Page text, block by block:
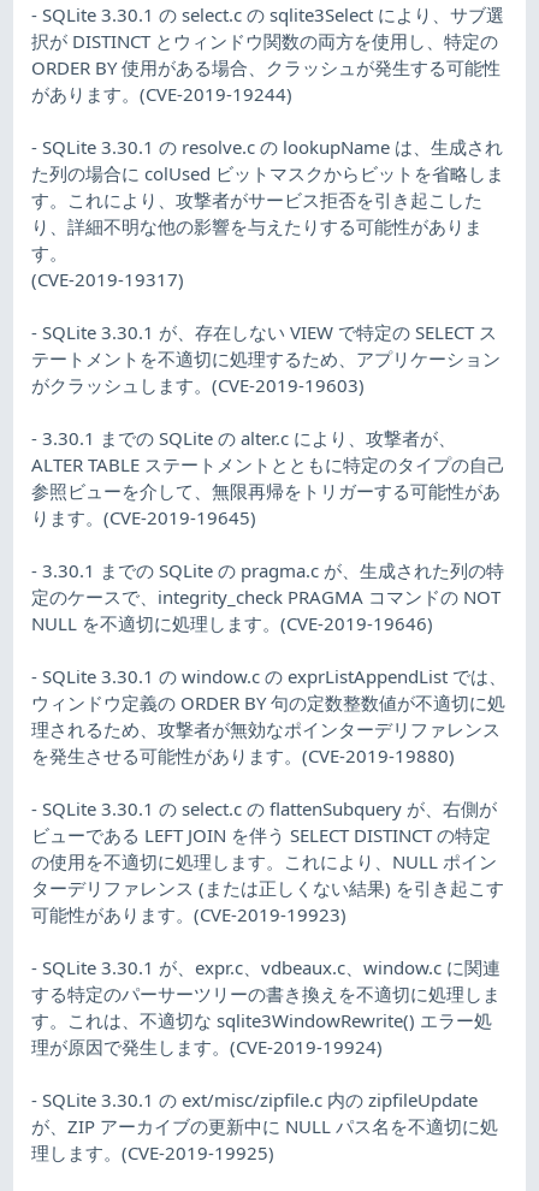
- SQLite 3.30.1 の select.c の sqlite3Select により、サブ選
択が DISTINCT とウィンドウ関数の両方を使用し、特定の
ORDER BY 使用がある場合、クラッシュが発生する可能性
があります。(CVE-2019-19244)
- SQLite 3.30.1 の resolve.c の lookupName は、生成され
た列の場合に colUsed ビットマスクからビットを省略しま
す。これにより、攻撃者がサービス拒否を引き起こした
り、詳細不明な他の影響を与えたりする可能性がありま
す。
(CVE-2019-19317)
- SQLite 3.30.1 が、存在しない VIEW で特定の SELECT ス
テートメントを不適切に処理するため、アプリケーション
がクラッシュします。(CVE-2019-19603)
- 3.30.1 までの SQLite の alter.c により、攻撃者が、
ALTER TABLE ステートメントとともに特定のタイプの自己
参照ビューを介して、無限再帰をトリガーする可能性があ
ります。(CVE-2019-19645)
- 3.30.1 までの SQLite の pragma.c が、生成された列の特
定のケースで、integrity_check PRAGMA コマンドの NOT
NULL を不適切に処理します。(CVE-2019-19646)
- SQLite 3.30.1 の window.c の exprListAppendList では、
ウィンドウ定義の ORDER BY 句の定数整数値が不適切に処
理されるため、攻撃者が無効なポインターデリファレンス
を発生させる可能性があります。(CVE-2019-19880)
- SQLite 3.30.1 の select.c の flattenSubquery が、右側が
ビューである LEFT JOIN を伴う SELECT DISTINCT の特定
の使用を不適切に処理します。これにより、NULL ポイン
ターデリファレンス (または正しくない結果) を引き起こす
可能性があります。(CVE-2019-19923)
- SQLite 3.30.1 が、expr.c、vdbeaux.c、window.c に関連
する特定のパーサーツリーの書き換えを不適切に処理しま
す。これは、不適切な sqlite3WindowRewrite() エラー処
理が原因で発生します。(CVE-2019-19924)
- SQLite 3.30.1 の ext/misc/zipfile.c 内の zipfileUpdate
が、ZIP アーカイブの更新中に NULL パス名を不適切に処
理します。(CVE-2019-19925)